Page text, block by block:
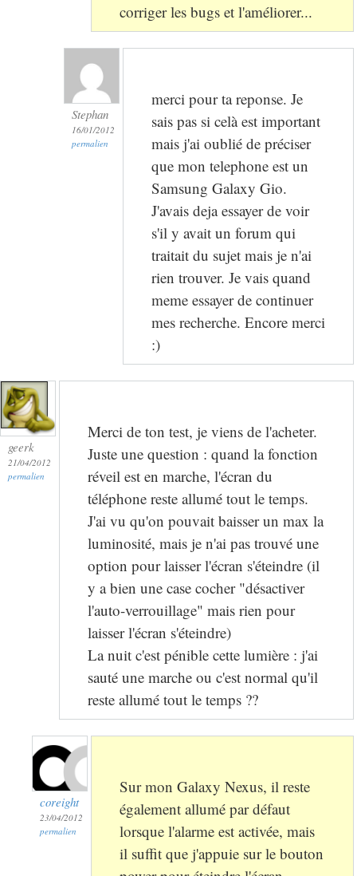
corriger les bugs et l'améliorer...
Stephan
16/01/2012
permalien
merci pour ta reponse. Je
sais pas si celà est important
mais j'ai oublié de préciser
que mon telephone est un
Samsung Galaxy Gio.
J'avais deja essayer de voir
s'il y avait un forum qui
traitait du sujet mais je n'ai
rien trouver. Je vais quand
meme essayer de continuer
mes recherche. Encore merci
:)
geerk
21/04/2012
permalien
Merci de ton test, je viens de l'acheter.
Juste une question : quand la fonction
réveil est en marche, l'écran du
téléphone reste allumé tout le temps.
J'ai vu qu'on pouvait baisser un max la
luminosité, mais je n'ai pas trouvé une
option pour laisser l'écran s'éteindre (il
y a bien une case cocher "désactiver
l'auto-verrouillage" mais rien pour
laisser l'écran s'éteindre)
La nuit c'est pénible cette lumière : j'ai
sauté une marche ou c'est normal qu'il
reste allumé tout le temps ??
coreight
23/04/2012
permalien
Sur mon Galaxy Nexus, il reste
également allumé par défaut
lorsque l'alarme est activée, mais
il suffit que j'appuie sur le bouton